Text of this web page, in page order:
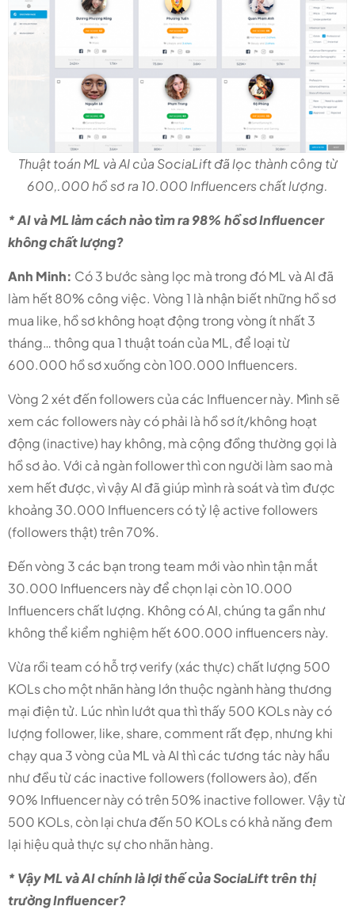
Thuật toán ML và AI của SociaLift đã lọc thành công từ
600,.000 hồ sơ ra 10.000 Influencers chất lượng.
* AI và ML làm cách nào tìm ra 98% hồ sơ Influencer
không chất lượng?
Anh Minh: Có 3 bước sàng lọc mà trong đó ML và AI đã
làm hết 80% công việc. Vòng 1 là nhận biết những hồ sơ
mua like, hồ sơ không hoạt động trong vòng ít nhất 3
tháng… thông qua 1 thuật toán của ML, để loại từ
600.000 hồ sơ xuống còn 100.000 Influencers.
Vòng 2 xét đến followers của các Influencer này. Mình sẽ
xem các followers này có phải là hồ sơ ít/không hoạt
động (inactive) hay không, mà cộng đồng thường gọi là
hồ sơ ảo. Với cả ngàn follower thì con người làm sao mà
xem hết được, vì vậy AI đã giúp mình rà soát và tìm được
khoảng 30.000 Influencers có tỷ lệ active followers
(followers thật) trên 70%.
Đến vòng 3 các bạn trong team mới vào nhìn tận mắt
30.000 Influencers này để chọn lại còn 10.000
Influencers chất lượng. Không có AI, chúng ta gần như
không thể kiểm nghiệm hết 600.000 influencers này.
Vừa rồi team có hỗ trợ verify (xác thực) chất lượng 500
KOLs cho một nhãn hàng lớn thuộc ngành hàng thương
mại điện tử. Lúc nhìn lướt qua thì thấy 500 KOLs này có
lượng follower, like, share, comment rất đẹp, nhưng khi
chạy qua 3 vòng của ML và AI thì các tương tác này hầu
như đều từ các inactive followers (followers ảo), đến
90% Influencer này có trên 50% inactive follower. Vậy từ
500 KOLs, còn lại chưa đến 50 KOLs có khả năng đem
lại hiệu quả thực sự cho nhãn hàng.
* Vậy ML và AI chính là lợi thế của SociaLift trên thị
trường Influencer?